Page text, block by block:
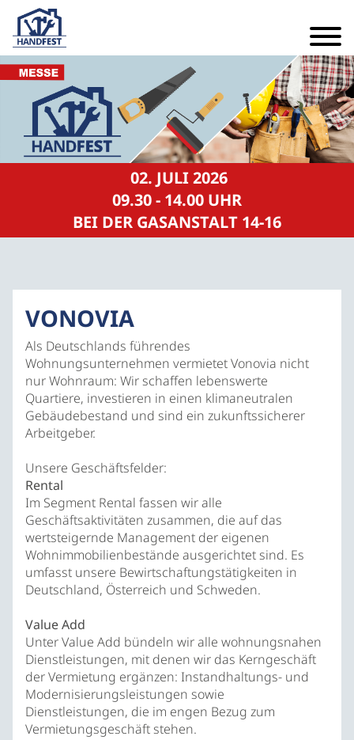
02. JULI 2026
09.30 - 14.00 UHR
BEI DER GASANSTALT 14-16
VONOVIA
Als Deutschlands führendes
Wohnungsunternehmen vermietet Vonovia nicht
nur Wohnraum: Wir schaffen lebenswerte
Quartiere, investieren in einen klimaneutralen
Gebäudebestand und sind ein zukunftssicherer
Arbeitgeber.
Unsere Geschäftsfelder:
Rental
Im Segment Rental fassen wir alle
Geschäftsaktivitäten zusammen, die auf das
wertsteigernde Management der eigenen
Wohnimmobilienbestände ausgerichtet sind. Es
umfasst unsere Bewirtschaftungstätigkeiten in
Deutschland, Österreich und Schweden.
Value Add
Unter Value Add bündeln wir alle wohnungsnahen
Dienstleistungen, mit denen wir das Kerngeschäft
der Vermietung ergänzen: Instandhaltungs- und
Modernisierungsleistungen sowie
Dienstleistungen, die im engen Bezug zum
Vermietungsgeschäft stehen.